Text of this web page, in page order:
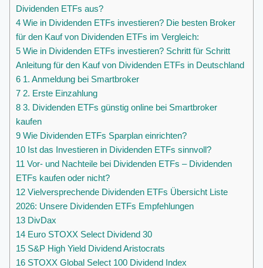
Dividenden ETFs aus?
4 Wie in Dividenden ETFs investieren? Die besten Broker
für den Kauf von Dividenden ETFs im Vergleich:
5 Wie in Dividenden ETFs investieren? Schritt für Schritt
Anleitung für den Kauf von Dividenden ETFs in Deutschland
6 1. Anmeldung bei Smartbroker
7 2. Erste Einzahlung
8 3. Dividenden ETFs günstig online bei Smartbroker
kaufen
9 Wie Dividenden ETFs Sparplan einrichten?
10 Ist das Investieren in Dividenden ETFs sinnvoll?
11 Vor- und Nachteile bei Dividenden ETFs – Dividenden
ETFs kaufen oder nicht?
12 Vielversprechende Dividenden ETFs Übersicht Liste
2026: Unsere Dividenden ETFs Empfehlungen
13 DivDax
14 Euro STOXX Select Dividend 30
15 S&P High Yield Dividend Aristocrats
16 STOXX Global Select 100 Dividend Index